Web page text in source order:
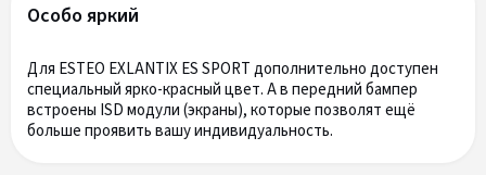
Особо яркий
Для ESTEO EXLANTIX ES SPORT дополнительно доступен
специальный ярко-красный цвет. А в передний бампер
встроены ISD модули (экраны), которые позволят ещё
больше проявить вашу индивидуальность.